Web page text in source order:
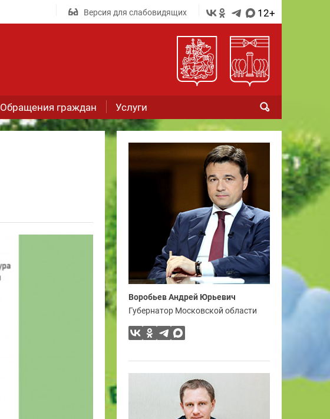
Версия для слабовидящих 12+
Обращения граждан Услуги
Воробьев Андрей Юрьевич
Губернатор Московской области